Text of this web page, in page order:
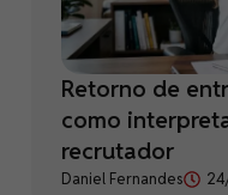
Retorno de
como
recrutador
Daniel Fernandes